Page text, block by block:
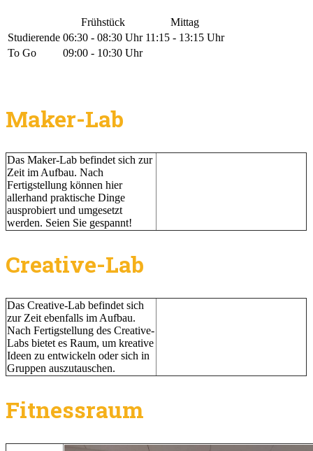
Frühstück
Mittag
Studierende 06:30 - 08:30 Uhr 11:15 - 13:15 Uhr
To Go
09:00 - 10:30 Uhr
Maker-Lab
Das Maker-Lab befindet sich zur
Zeit im Aufbau. Nach
Fertigstellung können hier
allerhand praktische Dinge
ausprobiert und umgesetzt
werden. Seien Sie gespannt!
Creative-Lab
Das Creative-Lab befindet sich
zur Zeit ebenfalls im Aufbau.
Nach Fertigstellung des Creative-
Labs bietet es Raum, um kreative
Ideen zu entwickeln oder sich in
Gruppen auszutauschen.
Fitnessraum